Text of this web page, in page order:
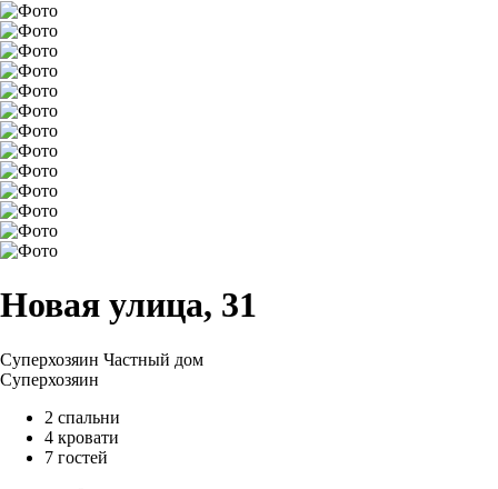
Новая улица, 31
Суперхозяин Частный дом
Суперхозяин
2 спальни
4 кровати
7 гостей